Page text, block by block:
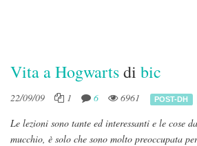
Vita a Hogwartsdi bic
22/09/09 1 6 6961 POST-DH
Le lezioni sono tante ed interessanti e le cose
mucchio, è solo che sono molto preoccupata